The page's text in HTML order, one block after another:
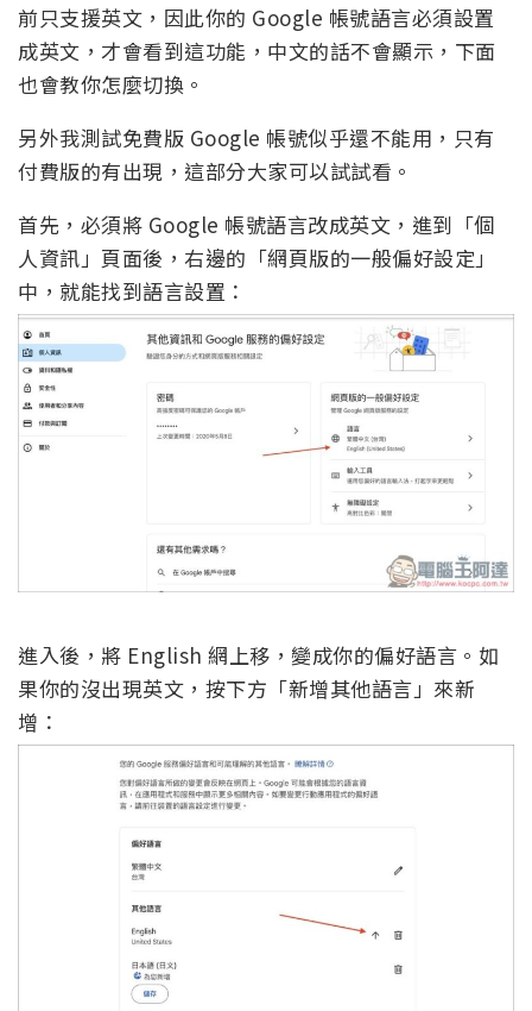
前只支援英文，因此你的 Google 帳號語言必須設置
成英文，才會看到這功能，中文的話不會顯示，下面
也會教你怎麼切換。
另外我測試免費版 Google 帳號似乎還不能用，只有
付費版的有出現，這部分大家可以試試看。
首先，必須將 Google 帳號語言改成英文，進到「個
人資訊」頁面後，右邊的「網頁版的一般偏好設定」
中，就能找到語言設置：
進入後，將 English 網上移，變成你的偏好語言。如
果你的沒出現英文，按下方「新增其他語言」來新
增：